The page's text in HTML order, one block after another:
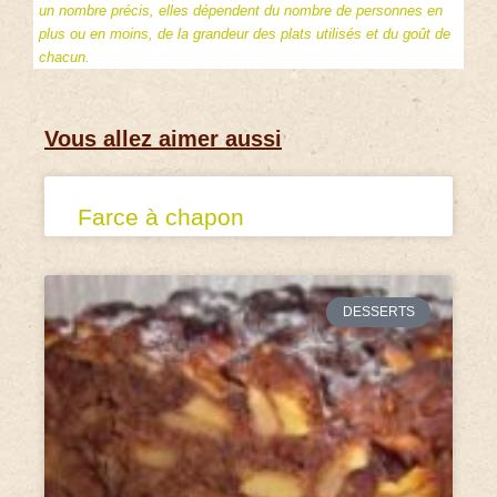
un nombre précis, elles dépendent du nombre de personnes en
plus ou en moins, de la grandeur des plats utilisés et du goût de
chacun.
Vous allez aimer aussi
Farce à chapon
DESSERTS